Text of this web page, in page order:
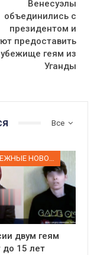
Венесуэлы
объединились с
президентом и
предоставить
убежище геям из
Уганды
Все
двум геям
до 15 лет